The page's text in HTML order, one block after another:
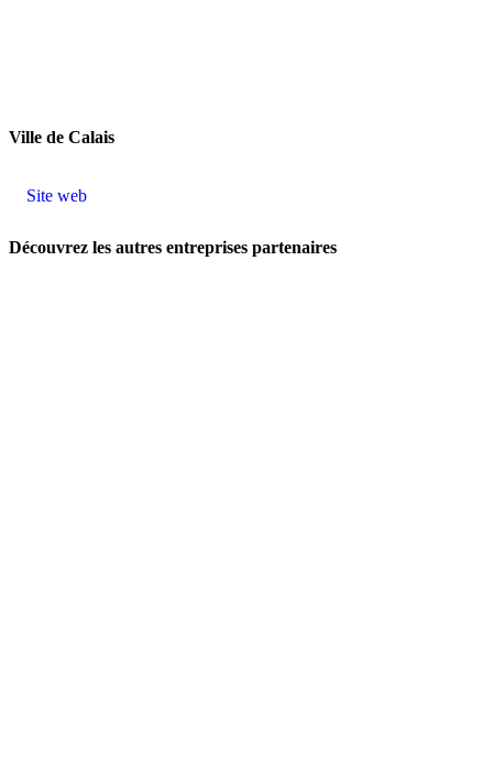
Ville de Calais
Site web
Découvrez les autres entreprises partenaires